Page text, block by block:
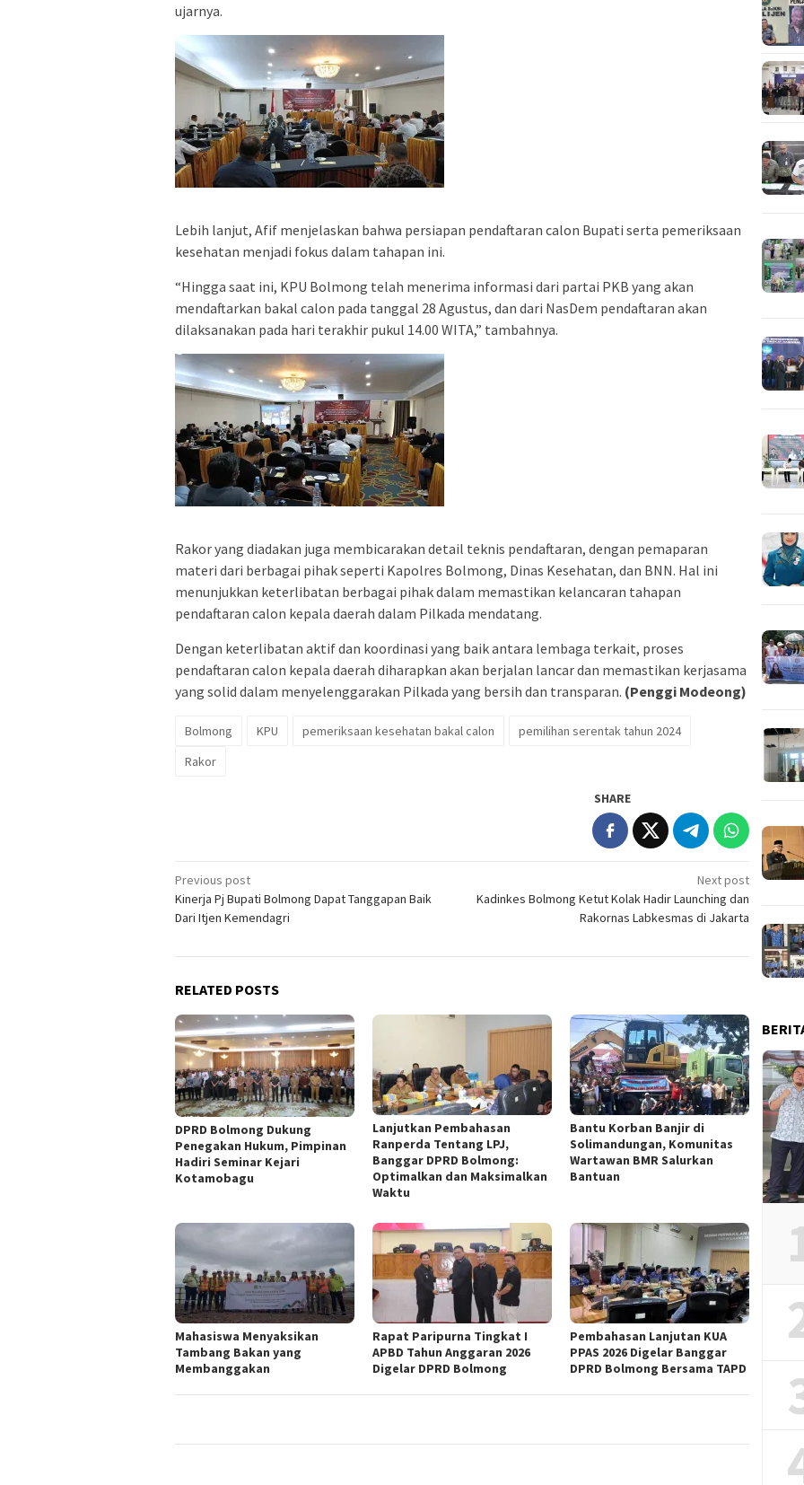
ujarnya.
Lebih lanjut, Afif menjelaskan bahwa persiapan pendaftaran calon Bupati serta pemeriksaan
kesehatan menjadi fokus dalam tahapan ini.
“Hingga saat ini, KPU Bolmong telah menerima informasi dari partai PKB yang akan
mendaftarkan bakal calon pada tanggal 28 Agustus, dan dari NasDem pendaftaran akan
dilaksanakan pada hari terakhir pukul 14.00 WITA,” tambahnya.
Rakor yang diadakan juga membicarakan detail teknis pendaftaran, dengan pemaparan
materi dari berbagai pihak seperti Kapolres Bolmong, Dinas Kesehatan, dan BNN. Hal ini
menunjukkan keterlibatan berbagai pihak dalam memastikan kelancaran tahapan
pendaftaran calon kepala daerah dalam Pilkada mendatang.
Dengan keterlibatan aktif dan koordinasi yang baik antara lembaga terkait, proses
pendaftaran calon kepala daerah diharapkan akan berjalan lancar dan memastikan kerjasama
yang solid dalam menyelenggarakan Pilkada yang bersih dan transparan. (Penggi Modeong)
Bolmong KPU pemeriksaan kesehatan bakal calon
pemilihan serentak tahun 2024
Rakor
SHARE
Post
navigation
Previous post
Kinerja Pj Bupati Bolmong Dapat Tanggapan Baik
Dari Itjen Kemendagri
Next post
Kadinkes Bolmong Ketut Kolak Hadir Launching dan
Rakornas Labkesmas di Jakarta
RELATED POSTS
DPRD Bolmong Dukung
Penegakan Hukum, Pimpinan
Hadiri Seminar Kejari
Kotamobagu
Lanjutkan Pembahasan
Ranperda Tentang LPJ,
Banggar DPRD Bolmong:
Optimalkan dan Maksimalkan
Waktu
Bantu Korban Banjir di
Solimandungan, Komunitas
Wartawan BMR Salurkan
Bantuan
Mahasiswa Menyaksikan
Tambang Bakan yang
Membanggakan
Rapat Paripurna Tingkat I
APBD Tahun Anggaran 2026
Digelar DPRD Bolmong
Pembahasan Lanjutan KUA
PPAS 2026 Digelar Banggar
DPRD Bolmong Bersama TAPD